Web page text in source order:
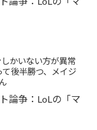
かいない方が異常
後半勝つ、メイジ
論争：LoLの「マ